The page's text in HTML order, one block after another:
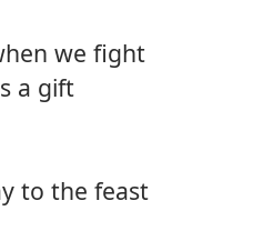
we fight
a gift
to the feast